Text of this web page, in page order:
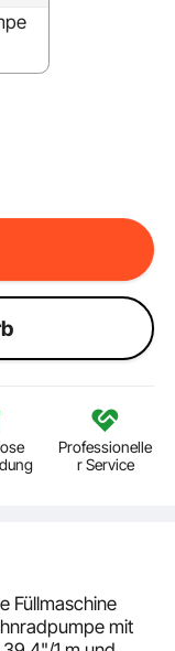
Professionelle
r Service
Füllmaschine
mit